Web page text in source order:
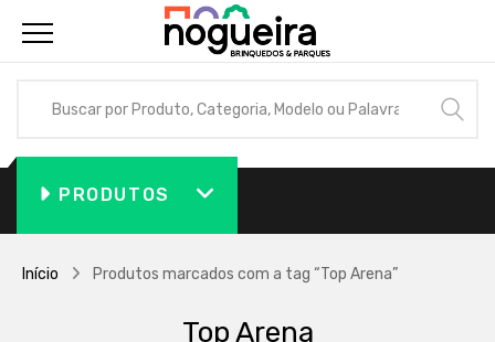
PRODUTOS
Início Produtos marcados com a tag “Top Arena”
Top Arena